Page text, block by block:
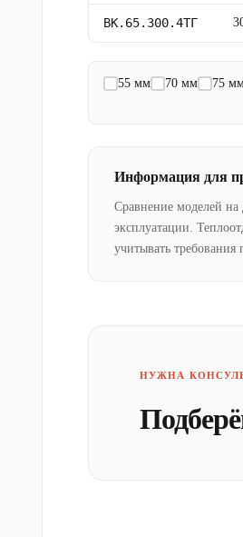
ВК.65.300.4ТГ
55 мм 70 мм 75
Информация для
Сравнение моделей
эксплуатации.
учитывать
НУЖНА